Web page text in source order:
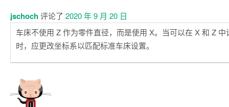
jschoch评论了 2020 年 9 月 20 日
车床不使用 Z 作为零件直径，而是使用 X。当可以在 X 和 Z
时，应更改坐标系以匹配标准车床设置。